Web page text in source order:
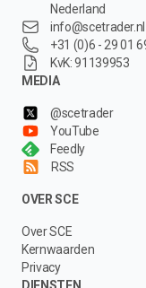
Nederland
info@scetrader.nl
+31 (0)6 - 29 01
KvK: 91139953
MEDIA
@scetrader
YouTube
Feedly
RSS
OVER SCE
Over SCE
Kernwaarden
Privacy